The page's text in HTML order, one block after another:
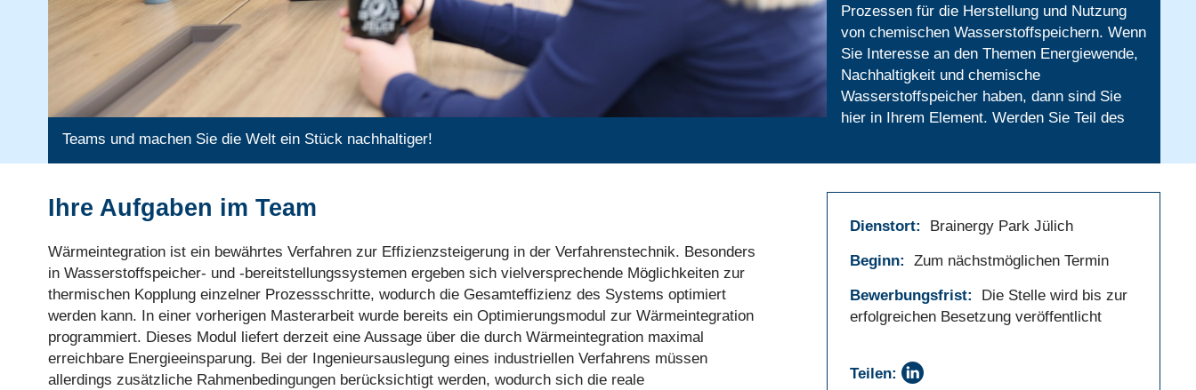
Prozessen für die Herstellung und Nutzung
von chemischen Wasserstoffspeichern. Wenn
Sie Interesse an den Themen Energiewende,
Nachhaltigkeit und chemische
Wasserstoffspeicher haben, dann sind Sie
hier in Ihrem Element. Werden Sie Teil des
Teams und machen Sie die Welt ein Stück nachhaltiger!
Ihre Aufgaben im Team
Wärmeintegration ist ein bewährtes Verfahren zur Effizienzsteigerung in der Verfahrenstechnik. Besonders
in Wasserstoffspeicher- und -bereitstellungssystemen ergeben sich vielversprechende Möglichkeiten zur
thermischen Kopplung einzelner Prozessschritte, wodurch die Gesamteffizienz des Systems optimiert
werden kann. In einer vorherigen Masterarbeit wurde bereits ein Optimierungsmodul zur Wärmeintegration
programmiert. Dieses Modul liefert derzeit eine Aussage über die durch Wärmeintegration maximal
erreichbare Energieeinsparung. Bei der Ingenieursauslegung eines industriellen Verfahrens müssen
allerdings zusätzliche Rahmenbedingungen berücksichtigt werden, wodurch sich die reale
Dienstort:
Brainergy Park Jülich
Beginn: Zum nächstmöglichen Termin
Bewerbungsfrist:
Die Stelle wird bis zur
erfolgreichen Besetzung veröffentlicht
Teilen: